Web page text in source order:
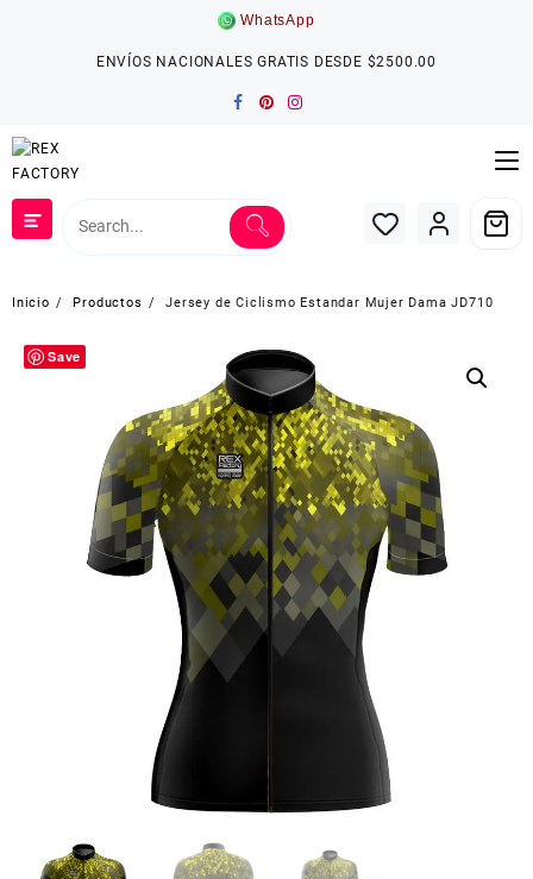
WhatsApp
ENVÍOS NACIONALES GRATIS DESDE $2500.00
Inicio Productos Jersey de Ciclismo Estandar Mujer Dama JD710
Save